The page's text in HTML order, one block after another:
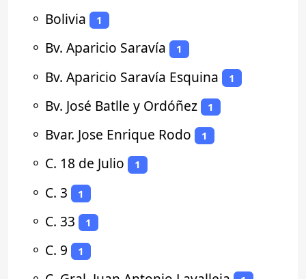
⚬ Bolivia 1
⚬ Bv. Aparicio Saravía 1
⚬ Bv. Aparicio Saravía Esquina 1
⚬ Bv. José Batlle y Ordóñez 1
⚬ Bvar. Jose Enrique Rodo 1
⚬ C. 18 de Julio 1
⚬ C. 3 1
⚬ C. 33 1
⚬ C. 9 1